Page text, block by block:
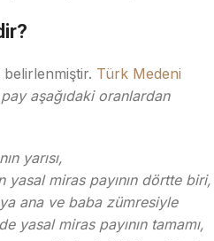
belirlenmiştir. Türk Medeni
pay aşağıdaki oranlardan
yarısı,
miras payının dörtte biri,
ana ve baba zümresiyle
yasal miras payının tamamı,